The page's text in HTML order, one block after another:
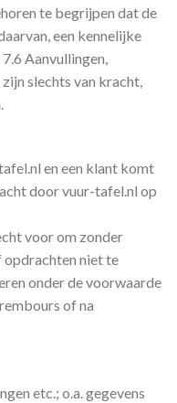
te begrijpen dat de
een kennelijke
Aanvullingen,
slechts van kracht,
en een klant komt
door vuur-tafel.nl op
voor om zonder
opdrachten niet te
onder de voorwaarde
of na
etc.; o.a. gegevens